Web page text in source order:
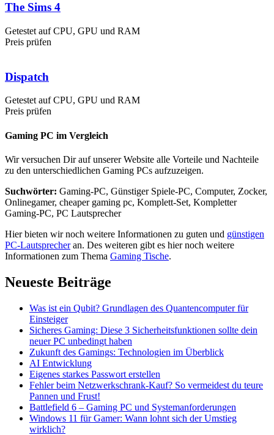
The Sims 4
Getestet auf CPU, GPU und RAM
Preis prüfen
Dispatch
Getestet auf CPU, GPU und RAM
Preis prüfen
Gaming PC im Vergleich
Wir versuchen Dir auf unserer Website alle Vorteile und Nachteile
zu den unterschiedlichen Gaming PCs aufzuzeigen.
Suchwörter: Gaming-PC, Günstiger Spiele-PC, Computer, Zocker,
Onlinegamer, cheaper gaming pc, Komplett-Set, Kompletter
Gaming-PC, PC Lautsprecher
Hier bieten wir noch weitere Informationen zu guten und günstigen
PC-Lautsprecheran. Des weiteren gibt es hier noch weitere
Informationen zum Thema Gaming Tische.
Neueste Beiträge
Was ist ein Qubit? Grundlagen des Quantencomputer für
Einsteiger
Sicheres Gaming: Diese 3 Sicherheitsfunktionen sollte dein
neuer PC unbedingt haben
Zukunft des Gamings: Technologien im Überblick
AI Entwicklung
Eigenes starkes Passwort erstellen
Fehler beim Netzwerkschrank-Kauf? So vermeidest du teure
Pannen und Frust!
Battlefield 6 – Gaming PC und Systemanforderungen
Windows 11 für Gamer: Wann lohnt sich der Umstieg
wirklich?